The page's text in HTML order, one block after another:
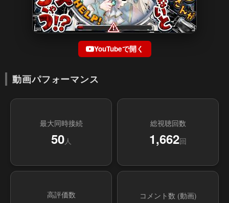
YouTubeで開く
動画パフォーマンス
最大同時接続
50人
総視聴回数
1,662回
高評価数 コメント数 (動画)